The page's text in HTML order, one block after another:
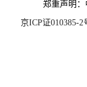
郑重声明
京ICP证010385-2